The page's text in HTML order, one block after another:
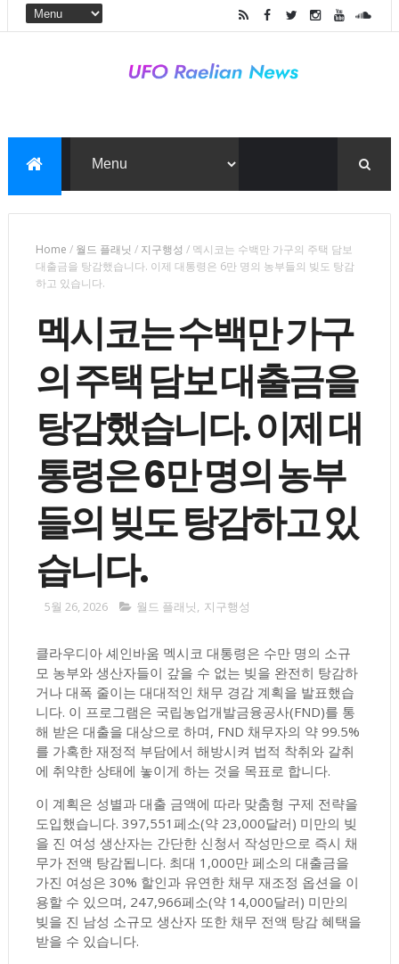
Home / 월드 플래닛 / 지구행성 / 멕시코는 수백만 가구의 주택 담보
대출금을 탕감했습니다. 이제 대통령은 6만 명의 농부들의 빚도 탕감
하고 있습니다.
멕시코는 수백만 가구
의 주택 담보 대출금을
탕감했습니다. 이제 대
통령은 6만 명의 농부
들의 빚도 탕감하고 있
습니다.
5월 26, 2026 월드 플래닛, 지구행성
클라우디아 셰인바움 멕시코 대통령은 수만 명의 소규
모 농부와 생산자들이 갚을 수 없는 빚을 완전히 탕감하
거나 대폭 줄이는 대대적인 채무 경감 계획을 발표했습
니다. 이 프로그램은 국립농업개발금융공사(FND)를 통
해 받은 대출을 대상으로 하며, FND 채무자의 약 99.5%
를 가혹한 재정적 부담에서 해방시켜 법적 착취와 갈취
에 취약한 상태에 놓이게 하는 것을 목표로 합니다.
이 계획은 성별과 대출 금액에 따라 맞춤형 구제 전략을
도입했습니다. 397,551페소(약 23,000달러) 미만의 빚
을 진 여성 생산자는 간단한 신청서 작성만으로 즉시 채
무가 전액 탕감됩니다. 최대 1,000만 페소의 대출금을
가진 여성은 30% 할인과 유연한 채무 재조정 옵션을 이
용할 수 있으며, 247,966페소(약 14,000달러) 미만의
빚을 진 남성 소규모 생산자 또한 채무 전액 탕감 혜택을
받을 수 있습니다.